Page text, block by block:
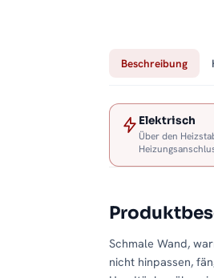
Beschreibung
Elektrisch
Über den
Schmale Wand,
nicht hinpassen,